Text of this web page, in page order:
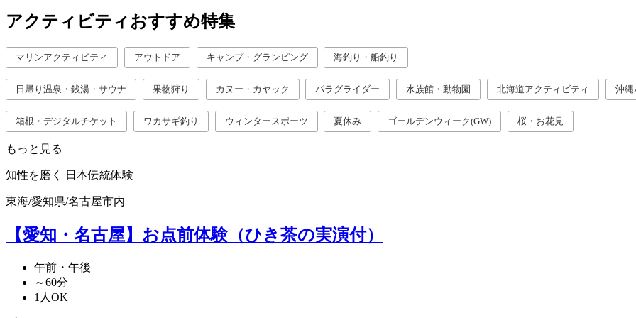
アクティビティおすすめ特集
マリンアクティビティ アウトドア キャンプ・グランピング 海釣り・船釣り
日帰り温泉・銭湯・サウナ 果物狩り カヌー・カヤック パラグライダー 水族館・動物園 北海道アクティビティ 沖縄
箱根・デジタルチケット ワカサギ釣り ウィンタースポーツ 夏休み ゴールデンウィーク(GW) 桜・お花見
もっと見る
知性を磨く 日本伝統体験
東海/愛知県/名古屋市内
【愛知・名古屋】お点前体験（ひき茶の実演付）
午前・午後
～60分
1人OK